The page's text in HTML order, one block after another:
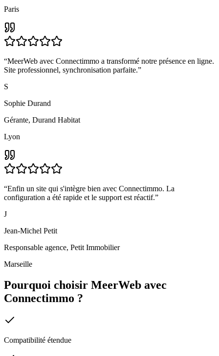
Paris
“MeerWeb avec Connectimmo a transformé notre présence en ligne.
Site professionnel, synchronisation parfaite.”
S
Sophie Durand
Gérante, Durand Habitat
Lyon
“Enfin un site qui s'intègre bien avec Connectimmo. La
configuration a été rapide et le support est réactif.”
J
Jean-Michel Petit
Responsable agence, Petit Immobilier
Marseille
Pourquoi choisir MeerWeb avec
Connectimmo ?
Compatibilité étendue